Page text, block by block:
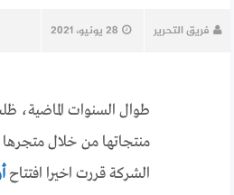
فريق التحرير 28 يونيو، 2021
طوال السنوات الماضية،
منتجاتها من خلال متجرها
الشركة قررت اخيرا افتتاح